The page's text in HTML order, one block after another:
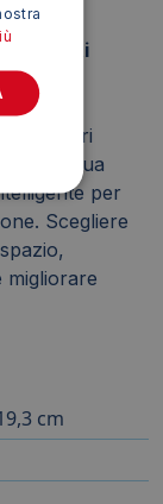
ed
e altri
e la sua
per
Scegliere
migliorare
cm